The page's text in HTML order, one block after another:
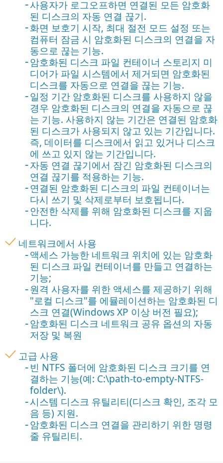
사용자가 로그오프하면 연결된 모든 암호화
된 디스크의 자동 연결 끊기.
화면 보호기 시작, 최대 절전 모드 설정 또는
컴퓨터 잠금 시 암호화된 디스크의 연결을 자
동으로 끊는 기능.
암호화된 디스크 파일 컨테이너 스토리지 미
디어가 파일 시스템에서 제거되면 암호화된
디스크를 자동으로 연결을 끊는 기능.
일정 기간 암호화된 디스크를 사용하지 않을
경우 암호화된 디스크의 연결을 자동으로 끊
는 기능. 사용하지 않는 기간은 연결된 암호화
된 디스크가 사용되지 않고 있는 기간입니다.
즉, 데이터를 디스크에서 읽고 있거나 디스크
에 쓰고 있지 않는 기간입니다.
자동 연결 끊기에서 잠긴 암호화된 디스크의
연결 끊기를 적용하는 기능.
연결된 암호화된 디스크의 파일 컨테이너는
다시 쓰기 및 삭제로부터 보호됩니다.
안전한 삭제를 위해 암호화된 디스크를 지웁
니다.
네트워크에서 사용
액세스 가능한 네트워크 위치에 있는 암호화
된 디스크 파일 컨테이너를 만들고 연결하는
기능;
원격 사용자를 위한 액세스를 제공하기 위해
"로컬 디스크"를 에뮬레이션하는 암호화된 디
스크 연결(Windows XP 이상 버전 필요);
암호화된 디스크 네트워크 공유 옵션의 자동
저장 및 복원
고급 사용
빈 NTFS 폴더에 암호화된 디스크 크기를 연
결하는 기능(예: C:\path-to-empty-NTFS-
folder\).
시스템 디스크 유틸리티(디스크 확인, 조각 모
음 등) 지원.
암호화된 디스크 연결을 관리하기 위한 명령
줄 유틸리티.